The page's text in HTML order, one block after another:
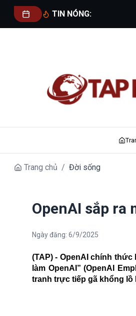
TIN NÓNG:
Trang chủ / Đời sống
OpenAI sắp ra
Ngày đăng: 6/9/2025
(TAP) - OpenAI chính
làm OpenAI” (OpenAI
tranh trực tiếp gã khổng lồ